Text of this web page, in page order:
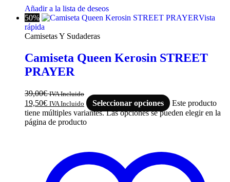
Añadir a la lista de deseos
50%
Vista
rápida
Camisetas Y Sudaderas
Camiseta Queen Kerosin STREET
PRAYER
39,00€ IVA Incluido
19,50€ IVA Incluido Seleccionar opciones
Este producto
tiene múltiples variantes. Las opciones se pueden elegir en la
página de producto